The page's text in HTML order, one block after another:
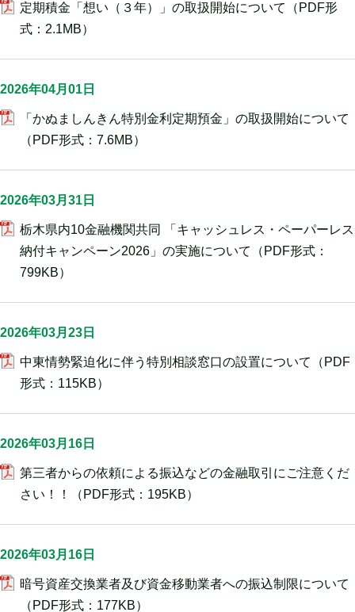
定期積金「想い（３年）」の取扱開始について
（PDF形
式：2.1MB）
2026年04月01日
「かぬましんきん特別金利定期預金」の取扱開始について
（PDF形式：7.6MB）
2026年03月31日
栃木県内10金融機関共同 「キャッシュレス・ペーパーレス
納付キャンペーン2026」の実施について
（PDF形式：
799KB）
2026年03月23日
中東情勢緊迫化に伴う特別相談窓口の設置について
（PDF
形式：115KB）
2026年03月16日
第三者からの依頼による振込などの金融取引にご注意くだ
さい！！
（PDF形式：195KB）
2026年03月16日
暗号資産交換業者及び資金移動業者への振込制限について
（PDF形式：177KB）